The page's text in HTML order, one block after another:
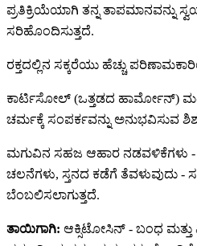
ಪ್ರತಿಕ್ರಿಯೆಯಾಗಿ ತನ್ನ ತಾಪಮಾನವನ್ನು
ಸರಿಹೊಂದಿಸುತ್ತದೆ.
ರಕ್ತದಲ್ಲಿನ ಸಕ್ಕರೆಯು ಹೆಚ್ಚು
ಕಾರ್ಟಿಸೋಲ್ (ಒತ್ತಡದ ಹಾರ್ಮೋನ್)
ಚರ್ಮಕ್ಕೆ ಸಂಪರ್ಕವನ್ನು ಅನುಭವಿಸುವ
ಮಗುವಿನ ಸಹಜ ಆಹಾರ ನಡವಳಿಕೆಗಳು
ಚಲನೆಗಳು, ಸ್ತನದ ಕಡೆಗೆ ತೆವಳುವುದು -
ಬೆಂಬಲಿಸಲಾಗುತ್ತದೆ.
ತಾಯಿಗಾಗಿ: ಆಕ್ಸಿಟೋಸಿನ್ - ಬಂಧ